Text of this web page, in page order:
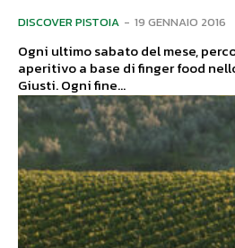
DISCOVER PISTOIA - 19 GENNAIO 2016
Ogni ultimo sabato del mese,
aperitivo a base di finger food
Giusti. Ogni fine...